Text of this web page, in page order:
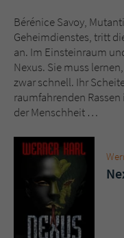
Bérénice Savoy,
Geheimdienstes, tritt
an. Im Einsteinraum
Nexus. Sie muss
zwar schnell. Ihr
raumfahrenden
der Menschheit …